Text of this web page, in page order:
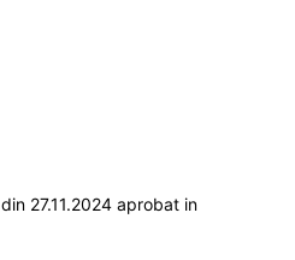
27.11.2024 aprobat in